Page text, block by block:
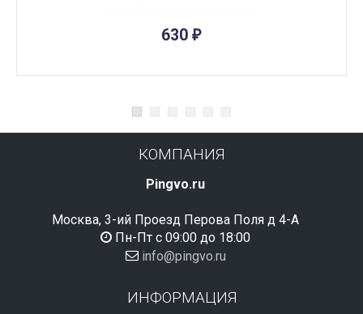
630 ₽
КОМПАНИЯ
Pingvo.ru
Москва, 3-ий Проезд Перова Поля д 4-А
Пн-Пт с 09:00 до 18:00
info@pingvo.ru
ИНФОРМАЦИЯ